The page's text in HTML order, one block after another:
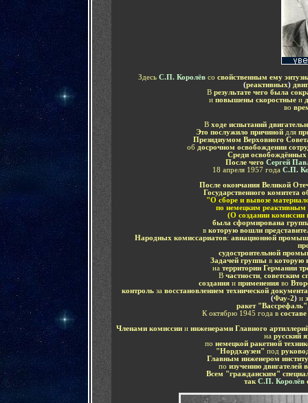
Здесь С.П. Королёв со свойственным ему
(реактивных)
В результате чего была
и повышены скоростные и
во
В ходе испытаний
Это послужило причиной для
Президиумом Верховного
обдосрочном освобождении
Среди
После чего Сергей
18 апреля 1957 года С.П.
После окончания Великой
Государственного
"О сборе и вывозе
по немецким реактивным
(О создании комиссии
была сформирована
в которую вошли
Народных комиссариатов: авиационной
судостроительной
Задачей группыв которую
на территории Германии
В частности, советским
созданияи применения во
контроль за восстановлением технической
(Фау-2) и
ракет "Вассрефаль"
К октябрю 1945 года в
Членами комиссии и инженерами Главного
на русский
по немецкой ракетной
"Нордхаузен" под
Главным инженером
по изучению двигателей
Всем "гражданским"
такС.П. Королёв